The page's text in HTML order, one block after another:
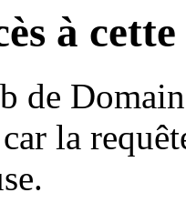
à
de
la